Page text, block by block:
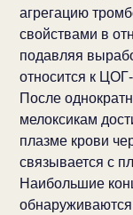
агрегацию
свойствами в
подавляя
относится к
После
мелоксикам
плазме крови
связывается с
Наибольшие